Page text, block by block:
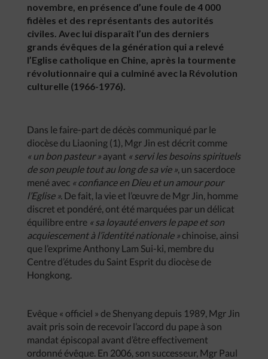
novembre, en présence d’une foule de 4 000
fidèles et des représentants des autorités
civiles. Avec lui disparaît l’un des derniers
grands évêques de la génération qui a relevé
l’Eglise catholique en Chine, après la tourmente
révolutionnaire qui a culminé avec la Révolution
culturelle (1966-1976).
Dans le faire-part de décès communiqué par le
diocèse du Liaoning (1), Mgr Jin est décrit comme
« un bon pasteur » ayant « servi les besoins spirituels
de son peuple tout au long de sa vie », un sacerdoce
mené avec « confiance en Dieu et un amour pour
l’Eglise ». De fait, la vie et l’œuvre de Mgr Jin, homme
discret et pondéré, ont été marquées par un délicat
équilibre entre « sa loyauté envers le pape et son
acquiescement à l’identité nationale » chinoise, ainsi
que l’exprime Anthony Lam Sui-ki, membre du
Centre d’études du Saint Esprit du diocèse de
Hongkong.
Evêque « officiel » de Shenyang depuis 1989, Mgr Jin
avait pris soin de recevoir l’accord du pape à son
mandat épiscopal avant d’être effectivement
ordonné évêque. En 2006, son successeur, Mgr Paul